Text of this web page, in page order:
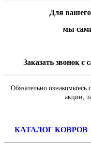
Для
мы
Заказать звонок с
Обязательно
акции,
КАТАЛОГ КОВРОВ